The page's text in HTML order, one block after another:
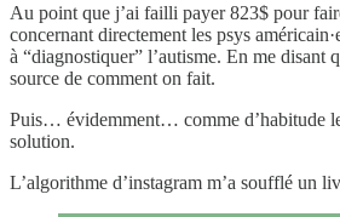
Au point que j’ai failli payer 823$ pour
concernant directement les psys
à “diagnostiquer” l’autisme. En me disant
source de comment on fait.
Puis… évidemment… comme d’habitude
solution.
L’algorithme d’instagram m’a soufflé un